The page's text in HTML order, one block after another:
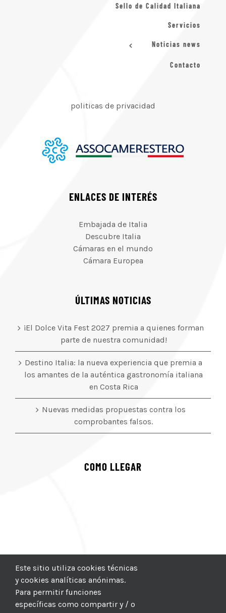
Sello de Calidad Italiana
Servicios
Noticias news
Contacto
politicas de privacidad
ENLACES DE INTERÉS
Embajada de Italia
Descubre Italia
Cámaras en el mundo
Cámara Europea
ÚLTIMAS NOTICIAS
¡El Dolce Vita Fest 2027 premia a quienes forman
parte de nuestra comunidad!
Destino Italia: la nueva experiencia que premia a
los amantes de la auténtica gastronomía italiana
en Costa Rica
Nuevas medidas propuestas contra los
comprobantes falsos.
COMO LLEGAR
Este sitio utiliza cookies técnicas
y cookies analíticas anónimas.
Para permitir funciones
específicas como compartir y / o